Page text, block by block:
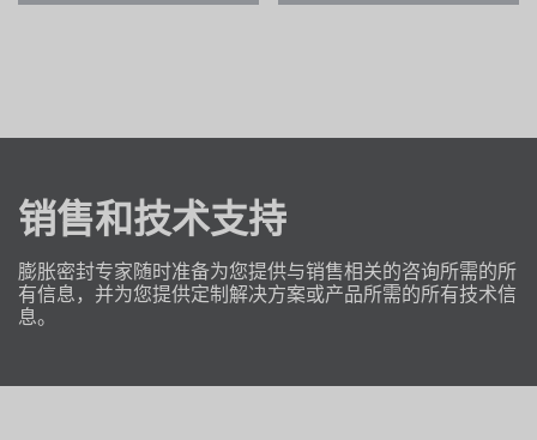
销售和技术支持
膨胀密封专家随时准备为您提供与销售相关的咨询所需的所
有信息，并为您提供定制解决方案或产品所需的所有技术信
息。